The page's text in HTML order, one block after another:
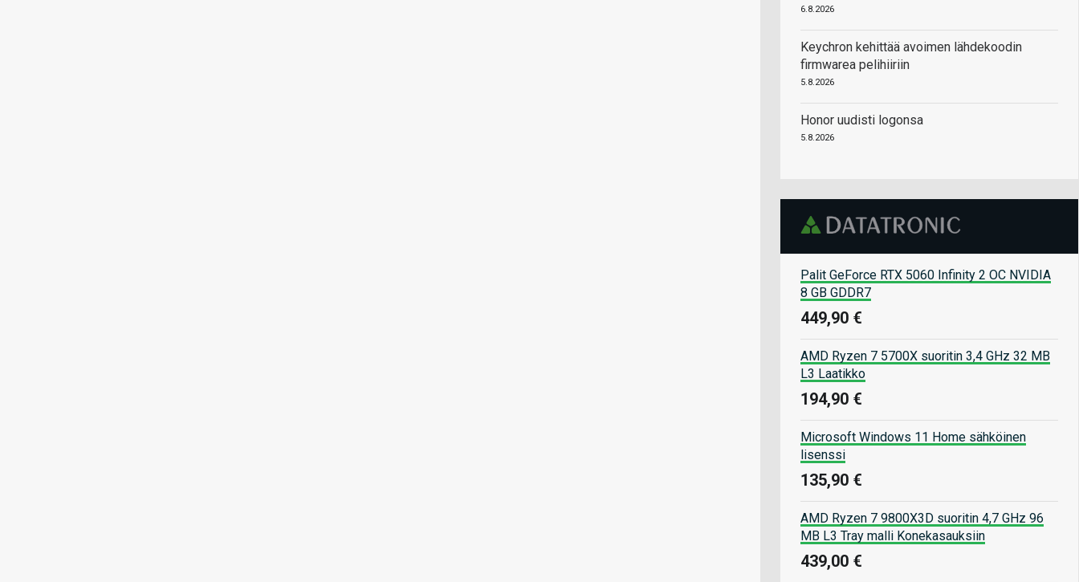
6.8.2026
Keychron kehittää avoimen lähdekoodin
firmwarea pelihiiriin
5.8.2026
Honor uudisti logonsa
5.8.2026
Palit GeForce RTX 5060 Infinity 2 OC NVIDIA
8 GB GDDR7
449,90 €
AMD Ryzen 7 5700X suoritin 3,4 GHz 32 MB
L3 Laatikko
194,90 €
Microsoft Windows 11 Home sähköinen
lisenssi
135,90 €
AMD Ryzen 7 9800X3D suoritin 4,7 GHz 96
MB L3 Tray malli Konekasauksiin
439,00 €